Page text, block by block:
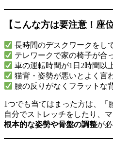
【こんな方は要注意！座
長時間のデスクワークをし
テレワークで家の椅子が合
車の運転時間が1日2時間以
猫背・姿勢が悪いとよく言
腰の反りがなくフラットな
1つでも当てはまった方は、「
自分でストレッチをしたり、
根本的な姿勢や骨盤の調整が